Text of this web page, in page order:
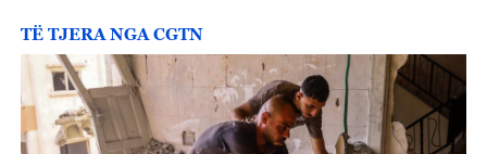
TË TJERA NGA CGTN